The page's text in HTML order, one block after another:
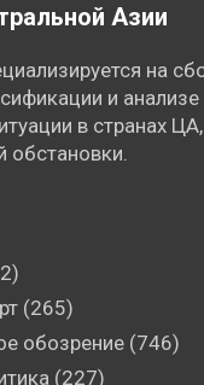
Азии
на
и
в странах
обстановки.
(265)
обозрение (746)
(227)